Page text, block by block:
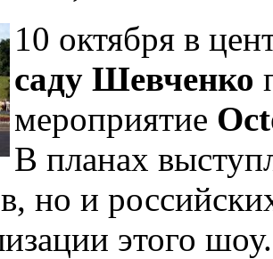
10 октября в
саду Шевченко
мероприятие
В планах
но и
этого шоу.